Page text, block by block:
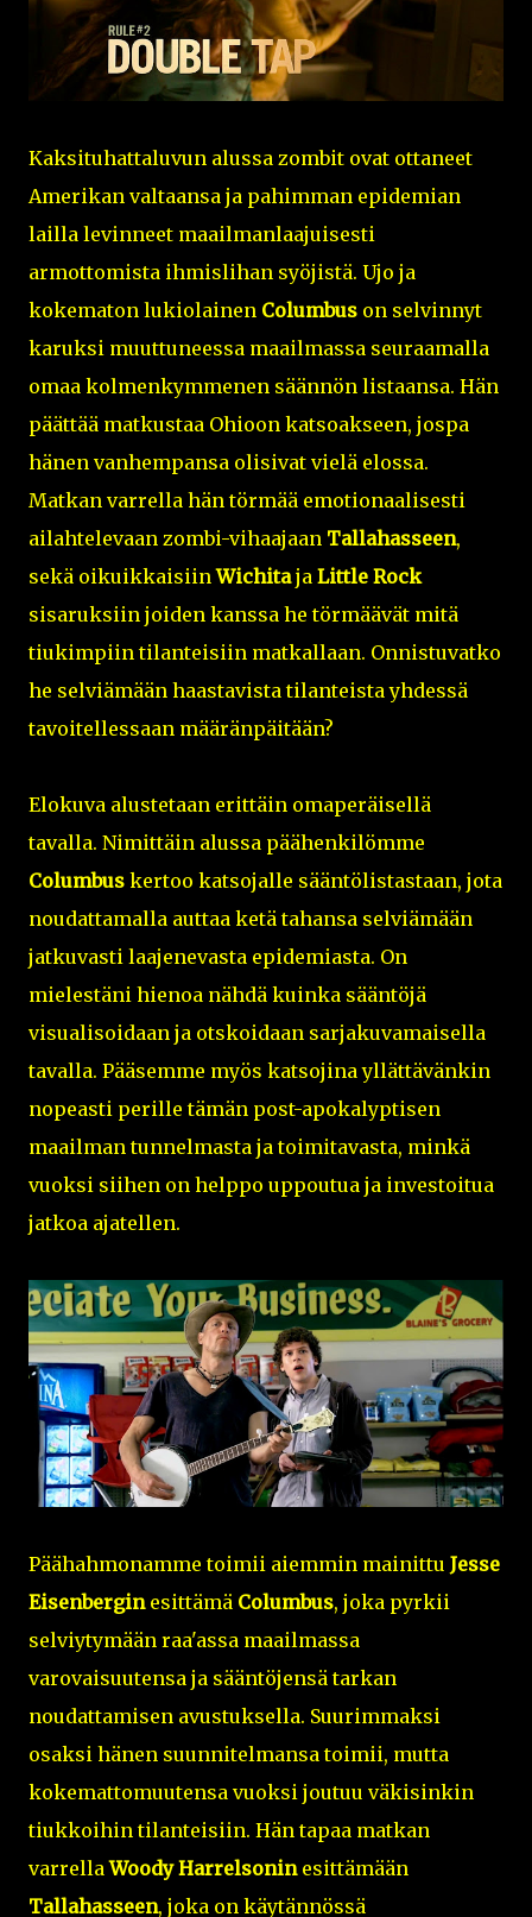
Kaksituhattaluvun alussa zombit ovat ottaneet
Amerikan valtaansa ja pahimman epidemian
lailla levinneet maailmanlaajuisesti
armottomista ihmislihan syöjistä. Ujo ja
kokematon lukiolainen Columbus on selvinnyt
karuksi muuttuneessa maailmassa seuraamalla
omaa kolmenkymmenen säännön listaansa. Hän
päättää matkustaa Ohioon katsoakseen, jospa
hänen vanhempansa olisivat vielä elossa.
Matkan varrella hän törmää emotionaalisesti
ailahtelevaan zombi-vihaajaan Tallahasseen,
sekä oikuikkaisiinWichitaja Little Rock
sisaruksiin joiden kanssa he törmäävät mitä
tiukimpiin tilanteisiin matkallaan. Onnistuvatko
he selviämään haastavista tilanteista yhdessä
tavoitellessaan määränpäitään?
Elokuva alustetaan erittäin omaperäisellä
tavalla. Nimittäin alussa päähenkilömme
Columbus kertoo katsojalle sääntölistastaan, jota
noudattamalla auttaa ketä tahansa selviämään
jatkuvasti laajenevasta epidemiasta. On
mielestäni hienoa nähdä kuinka sääntöjä
visualisoidaan ja otskoidaan sarjakuvamaisella
tavalla. Pääsemme myös katsojina yllättävänkin
nopeasti perille tämän post-apokalyptisen
maailman tunnelmasta ja toimitavasta, minkä
vuoksi siihen on helppo uppoutua ja investoitua
jatkoa ajatellen.
Päähahmonamme toimii aiemmin mainittu Jesse
Eisenberginesittämä Columbus, joka pyrkii
selviytymään raa'assa maailmassa
varovaisuutensa ja sääntöjensä tarkan
noudattamisen avustuksella. Suurimmaksi
osaksi hänen suunnitelmansa toimii, mutta
kokemattomuutensa vuoksi joutuu väkisinkin
tiukkoihin tilanteisiin. Hän tapaa matkan
varrellaWoody Harrelsoninesittämään
Tallahasseen, joka on käytännössä